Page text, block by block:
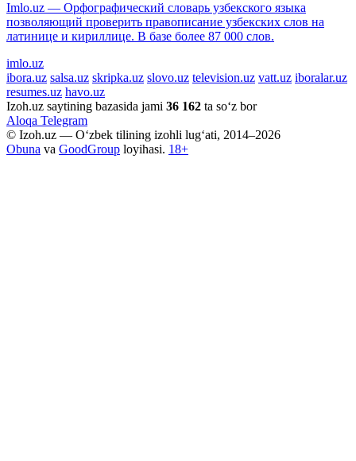
Imlo.uz — Орфографический словарь узбекского языка
позволяющий проверить правописание узбекских слов на
латинице и кириллице. В базе более 87 000 слов.
imlo.uz
ibora.uz salsa.uz skripka.uz slovo.uz television.uz vatt.uz iboralar.uz
resumes.uz havo.uz
Izoh.uz saytining bazasida jami 36 162 ta so‘z bor
Aloqa Telegram
© Izoh.uz — O‘zbek tilining izohli lug‘ati, 2014–2026
Obuna va GoodGroup loyihasi. 18+